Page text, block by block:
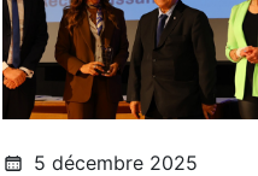
5 décembre 2025